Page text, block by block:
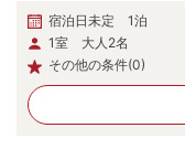
宿泊日未定 1泊
1室 大人2名
その他の条件(0)